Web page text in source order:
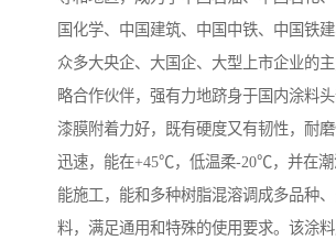
国化学、中国建筑、中国中铁、中国铁
众多大央企、大国企、大型上市企业的
略合作伙伴，强有力地跻身于国内涂料头
漆膜附着力好，既有硬度又有韧性，耐
迅速，能在+45℃，低温柔-20℃，并在潮
能施工，能和多种树脂混溶调成多品种
料，满足通用和特殊的使用要求。该涂